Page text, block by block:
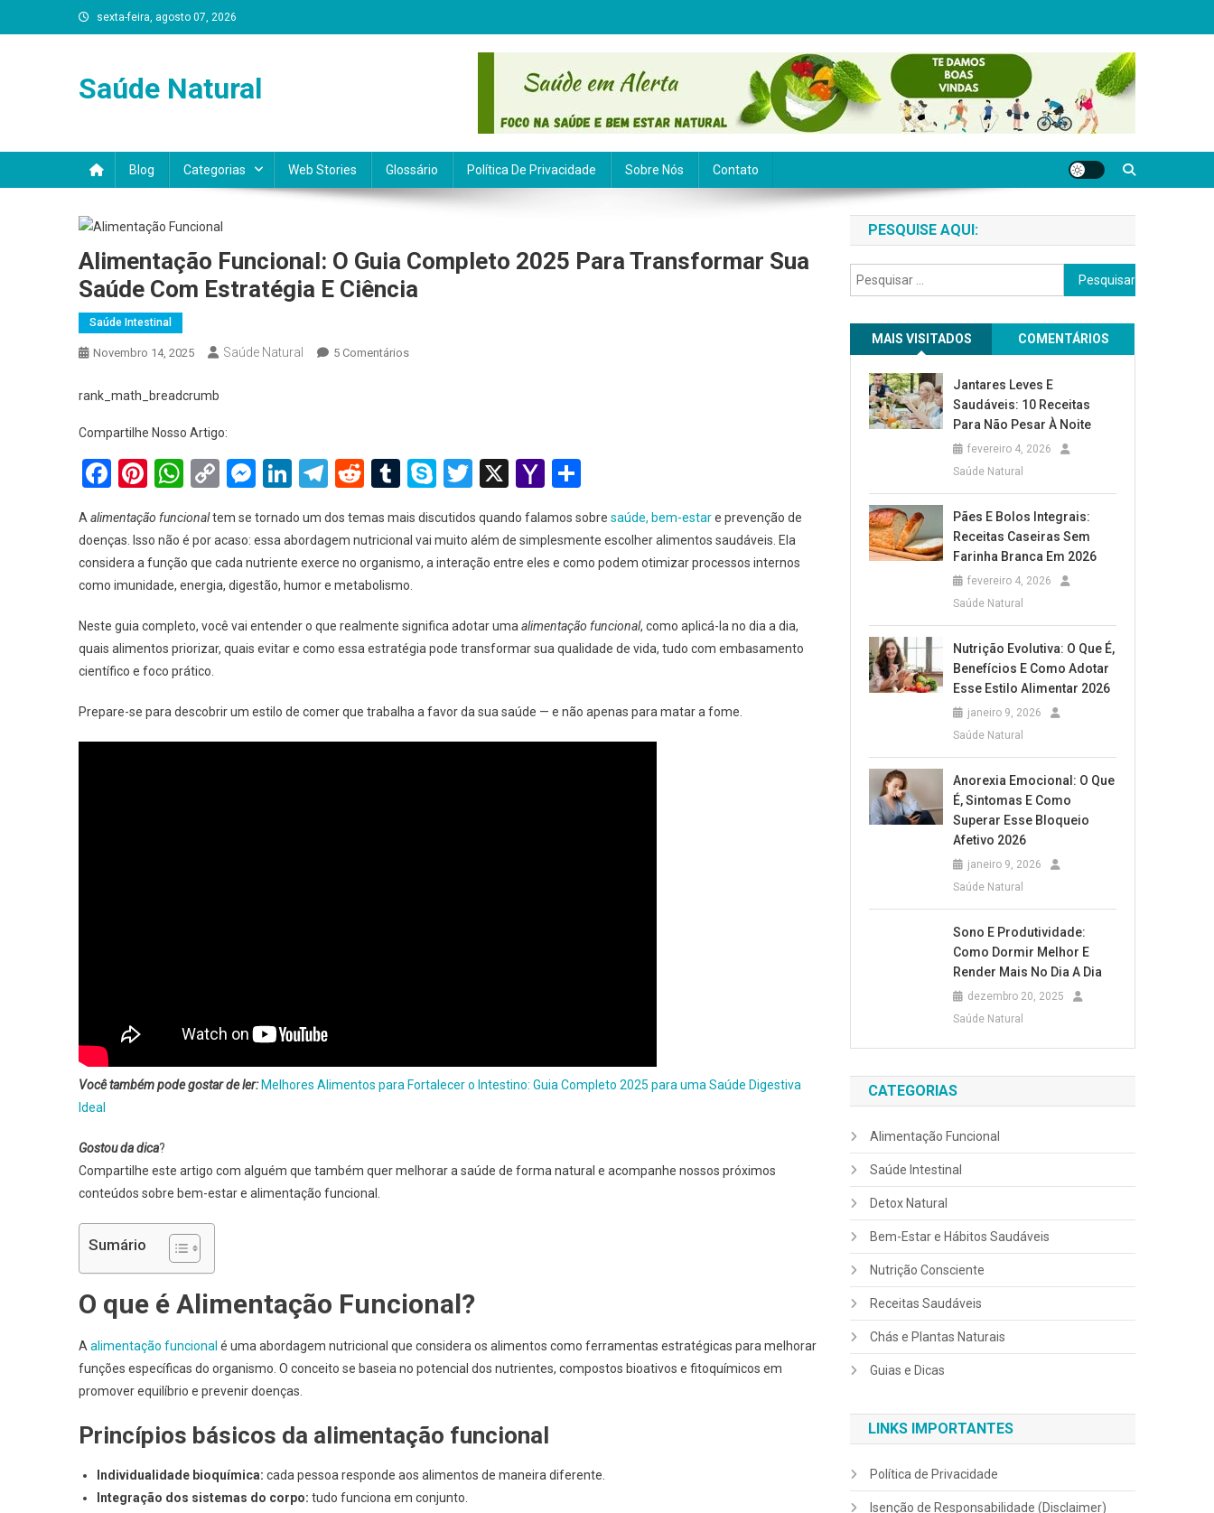
to
sexta-feira, agosto 07, 2026
Saúde Natural
Blog Categorias Web Stories Glossário Política De Privacidade Sobre Nós Contato
Alimentação Funcional: O Guia Completo 2025 Para Transformar Sua
Saúde Com Estratégia E Ciência
Saúde Intestinal
Novembro 14, 2025 Saúde Natural 5 ComentáriosEm
2025
Transformar
Sua
Saúde
E
Ciência
rank_math_breadcrumb
Compartilhe Nosso Artigo:
Facebook
Pinterest
WhatsApp
CopyMessenger
LinkedIn
Telegram
RedditTumblr
SkypeTwitter
X
Yahoo
A alimentação funcionaltem se tornado um dos temas mais discutidos quando falamos sobre saúde, bem-estare prevenção de
doenças. Isso não é por acaso: essa abordagem nutricional vai muito além de simplesmente escolher alimentos saudáveis. Ela
considera a função que cada nutriente exerce no organismo, a interação entre eles e como podem otimizar processos internos
como imunidade, energia, digestão, humor e metabolismo.
Neste guia completo, você vai entender o que realmente significa adotar uma alimentação funcional, como aplicá-la no dia a dia,
quais alimentos priorizar, quais evitar e como essa estratégia pode transformar sua qualidade de vida, tudo com embasamento
científico e foco prático.
Prepare-se para descobrir um estilo de comer que trabalha a favor da sua saúde — e não apenas para matar a fome.
Você também pode gostar de ler: Melhores Alimentos para Fortalecer o Intestino: Guia Completo 2025 para uma Saúde Digestiva
Ideal
Gostou da dica?
Compartilhe este artigo com alguém que também quer melhorar a saúde de forma natural e acompanhe nossos próximos
conteúdos sobre bem-estar e alimentação funcional.
Sumário
O que é Alimentação Funcional?
A alimentação funcional é uma abordagem nutricional que considera os alimentos como ferramentas estratégicas para melhorar
funções específicas do organismo. O conceito se baseia no potencial dos nutrientes, compostos bioativos e fitoquímicos em
promover equilíbrio e prevenir doenças.
Princípios básicos da alimentação funcional
Individualidade bioquímica: cada pessoa responde aos alimentos de maneira diferente.
Integração dos sistemas do corpo: tudo funciona em conjunto.
PESQUISE AQUI:
Pesquisar
por:
MAIS VISITADOS COMENTÁRIOS
Jantares Leves E
Saudáveis: 10 Receitas
Para Não Pesar À Noite
fevereiro 4, 2026
Saúde Natural
Pães E Bolos Integrais:
Receitas Caseiras Sem
Farinha Branca Em 2026
fevereiro 4, 2026
Saúde Natural
Nutrição Evolutiva: O Que É,
Benefícios E Como Adotar
Esse Estilo Alimentar 2026
janeiro 9, 2026
Saúde Natural
Anorexia Emocional: O Que
É, Sintomas E Como
Superar Esse Bloqueio
Afetivo 2026
janeiro 9, 2026
Saúde Natural
Sono E Produtividade:
Como Dormir Melhor E
Render Mais No Dia A Dia
dezembro 20, 2025
Saúde Natural
CATEGORIAS
Alimentação Funcional
Saúde Intestinal
Detox Natural
Bem-Estar e Hábitos Saudáveis
Nutrição Consciente
Receitas Saudáveis
Chás e Plantas Naturais
Guias e Dicas
LINKS IMPORTANTES
Política de Privacidade
Isenção de Responsabilidade (Disclaimer)